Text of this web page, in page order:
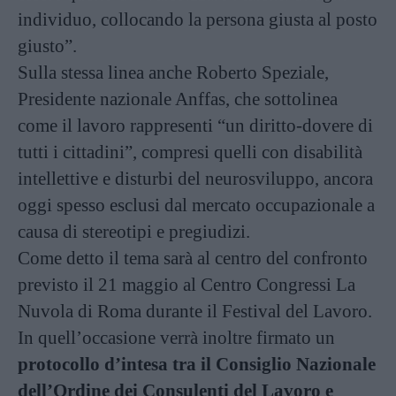
individuo, collocando la persona giusta al posto
giusto”.
Sulla stessa linea anche Roberto Speziale,
Presidente nazionale Anffas, che sottolinea
come il lavoro rappresenti “un diritto-dovere di
tutti i cittadini”, compresi quelli con disabilità
intellettive e disturbi del neurosviluppo, ancora
oggi spesso esclusi dal mercato occupazionale a
causa di stereotipi e pregiudizi.
Come detto il tema sarà al centro del confronto
previsto il 21 maggio al Centro Congressi La
Nuvola di Roma durante il Festival del Lavoro.
In quell’occasione verrà inoltre firmato un
protocollo d’intesa tra il Consiglio Nazionale
dell’Ordine dei Consulenti del Lavoro e